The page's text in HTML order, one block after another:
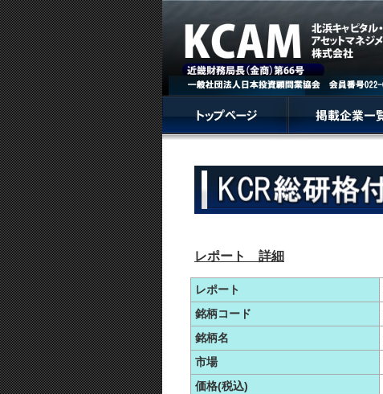
レポート 詳細
レポート
銘柄コード
銘柄名
市場
価格(税込)